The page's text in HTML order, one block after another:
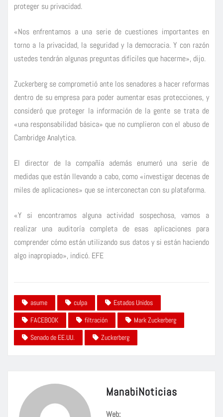
proteger su privacidad.
«Nos enfrentamos a una serie de cuestiones importantes en
torno a la privacidad, la seguridad y la democracia. Y con razón
ustedes tendrán algunas preguntas difíciles que hacerme», dijo.
Zuckerberg se comprometió ante los senadores a hacer reformas
dentro de su empresa para poder aumentar esas protecciones, y
consideró que proteger la información de la gente se trata de
«una responsabilidad básica» que no cumplieron con el abuso de
Cambridge Analytica.
El director de la compañía además enumeró una serie de
medidas que están llevando a cabo, como «investigar decenas de
miles de aplicaciones» que se interconectan con su plataforma.
«Y si encontramos alguna actividad sospechosa, vamos a
realizar una auditoría completa de esas aplicaciones para
comprender cómo están utilizando sus datos y si están haciendo
algo inapropiado», indicó. EFE
asume culpa
Estados Unidos
FACEBOOK
filtración
Mark Zuckerberg
Senado de EE.UU.
Zuckerberg
ManabiNoticias
Web: